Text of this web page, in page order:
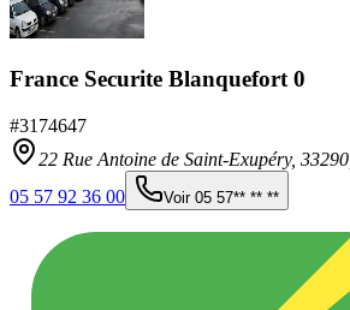
France Securite Blanquefort 0
#3174647
22 Rue Antoine de Saint-Exupéry, 33290
05 57 92 36 00
Voir 05 57** ** **